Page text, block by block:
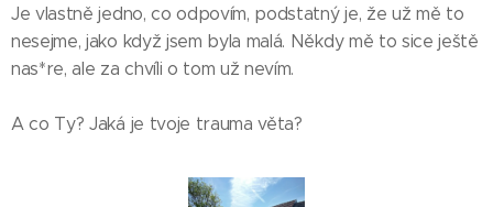
Je vlastně jedno, co odpovím, podstatný je, že už mě to
nesejme, jako když jsem byla malá. Někdy mě to sice ještě
nas*re, ale za chvíli o tom už nevím.
A co Ty? Jaká je tvoje trauma věta?